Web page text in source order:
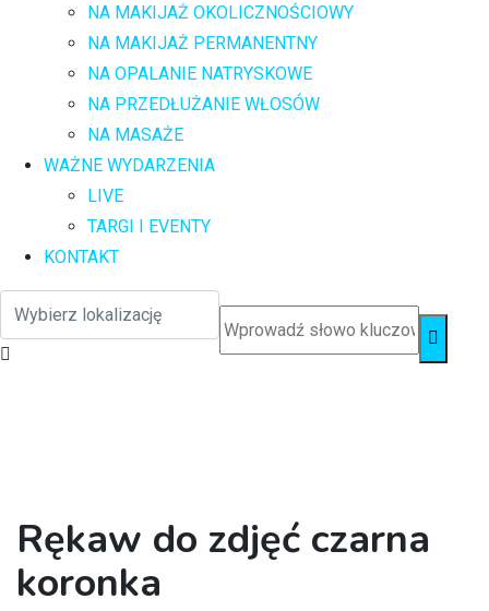
NA MAKIJAŻ OKOLICZNOŚCIOWY
NA MAKIJAŻ PERMANENTNY
NA OPALANIE NATRYSKOWE
NA PRZEDŁUŻANIE WŁOSÓW
NA MASAŻE
WAŻNE WYDARZENIA
LIVE
TARGI I EVENTY
KONTAKT
Rękaw do zdjęć czarna
koronka